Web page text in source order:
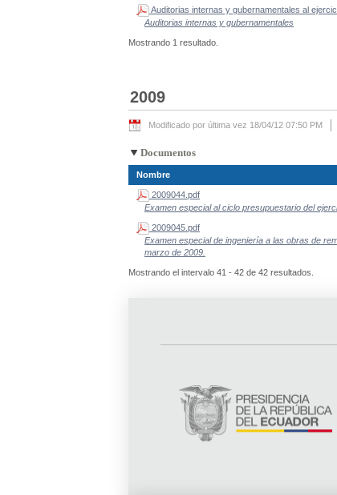
Auditorias internas y gubernamentales al
Auditorias internas y gubernamentales
Mostrando 1 resultado.
2009
Modificado por última vez 18/04/12 07:50 PM
Documentos
Nombre
2009044.pdf
Examen especial al ciclo presupuestario del
2009045.pdf
Examen especial de ingeniería a las obras de
marzo de 2009.
Mostrando el intervalo 41 - 42 de 42 resultados.